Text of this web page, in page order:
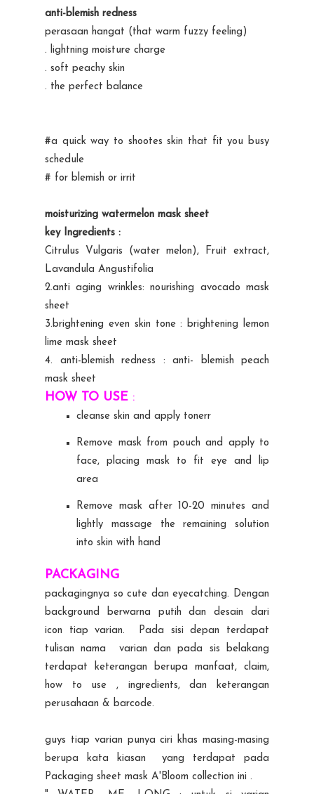
anti-blemish redness
perasaan hangat (that warm fuzzy feeling)
. lightning moisture charge
. soft peachy skin
. the perfect balance
#a quick way to shootes skin that fit you busy
schedule
# for blemish or irrit
moisturizing watermelon mask sheet
key Ingredients :
Citrulus Vulgaris (water melon), Fruit extract,
Lavandula Angustifolia
2.anti aging wrinkles: nourishing avocado mask
sheet
3.brightening even skin tone : brightening lemon
lime mask sheet
4. anti-blemish redness : anti- blemish peach
mask sheet
HOW TO USE :
cleanse skin and apply tonerr
Remove mask from pouch and apply to
face, placing mask to fit eye and lip
area
Remove mask after 10-20 minutes and
lightly massage the remaining solution
into skin with hand
PACKAGING
packagingnya so cute dan eyecatching. Dengan
background berwarna putih dan desain dari
icon tiap varian. Pada sisi depan terdapat
tulisan nama varian dan pada sis belakang
terdapat keterangan berupa manfaat, claim,
how to use , ingredients, dan keterangan
perusahaan & barcode.
guys tiap varian punya ciri khas masing-masing
berupa kata kiasan yang terdapat pada
Packaging sheet mask A'Bloom collection ini .